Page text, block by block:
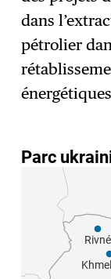
dans
pétrolier